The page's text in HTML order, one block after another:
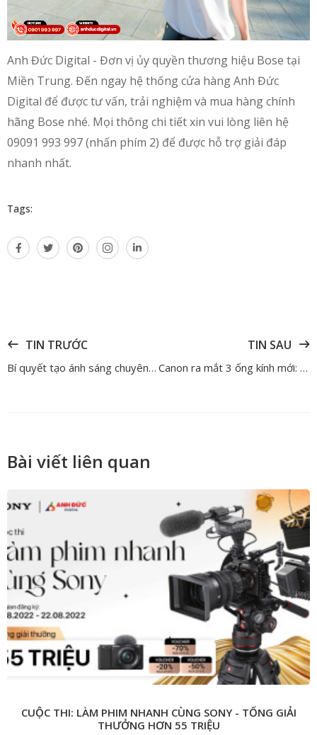
Anh Đức Digital - Đơn vị ủy quyền thương hiệu Bose tại
Miền Trung. Đến ngay hệ thống cửa hàng Anh Đức
Digital để được tư vấn, trải nghiệm và mua hàng chính
hãng Bose nhé. Mọi thông chi tiết xin vui lòng liên hệ
09091 993 997 (nhấn phím 2) để được hỗ trợ giải đáp
nhanh nhất.
Tags:
TIN TRƯỚC
Bí quyết tạo ánh sáng chuyên nghiệp với đèn Led livestream
TIN SAU
Canon ra mắt 3 ống kính mới: RF 24mm F1.4 L, RF 50mm F1.4 L và RF 70-200mm F2.8 L IS USM Z
Bài viết liên quan
CUỘC THI: LÀM PHIM NHANH CÙNG SONY - TỔNG GIẢI
THƯỞNG HƠN 55 TRIỆU